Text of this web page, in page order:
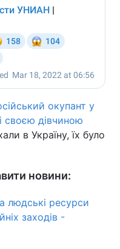
окупант у
своєю дівчиною
в Україну, їх було
новини:
людські ресурси
заходів -